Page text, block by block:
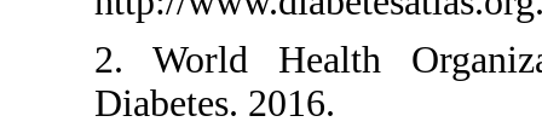
2. World Health
Diabetes. 2016.